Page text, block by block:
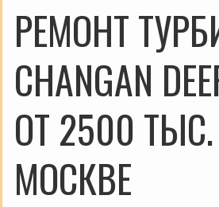
РЕМОНТ
CHANGAN
ОТ 2500
МОСКВЕ